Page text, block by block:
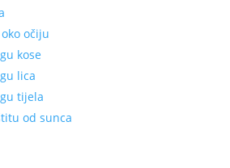
očiju
kose
lica
tijela
od sunca